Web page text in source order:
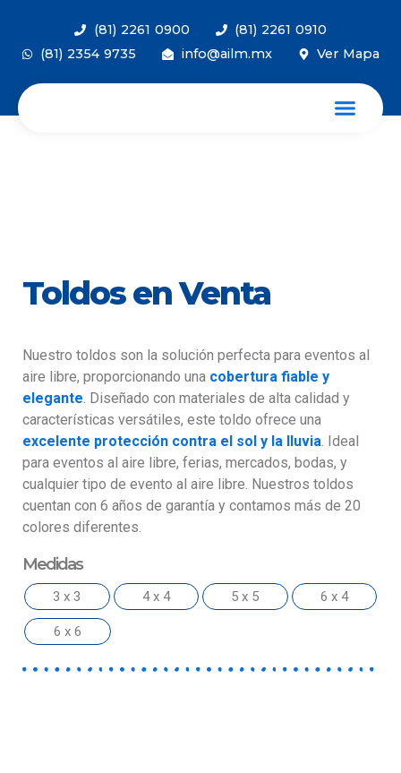
(81) 2261 0900
(81) 2261 0910
(81) 2354 9735
info@ailm.mx Ver Mapa
Toldos en Venta
Nuestro toldos son la solución perfecta para eventos al
aire libre, proporcionando una cobertura fiable y
elegante . Diseñado con materiales de alta calidad y
características versátiles, este toldo ofrece una
excelente protección contra el sol y la lluvia . Ideal
para eventos al aire libre, ferias, mercados, bodas, y
cualquier tipo de evento al aire libre. Nuestros toldos
cuentan con 6 años de garantía y contamos más de 20
colores diferentes.
Medidas
3 x 3 4 x 4 5 x 5 6 x 4
6 x 6